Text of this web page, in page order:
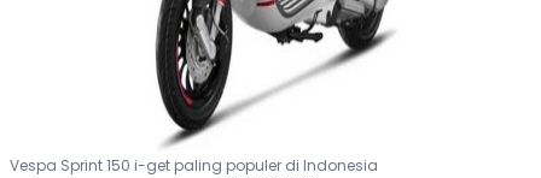
Vespa Sprint 150 i-get paling populer di Indonesia